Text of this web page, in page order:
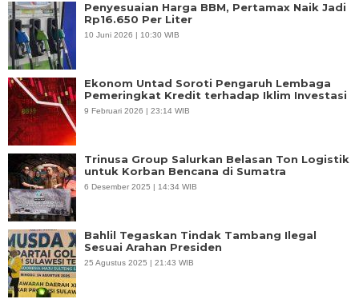
Penyesuaian Harga BBM, Pertamax Naik Jadi
Rp16.650 Per Liter
10 Juni 2026 | 10:30 WIB
Ekonom Untad Soroti Pengaruh Lembaga
Pemeringkat Kredit terhadap Iklim Investasi
9 Februari 2026 | 23:14 WIB
Trinusa Group Salurkan Belasan Ton Logistik
untuk Korban Bencana di Sumatra
6 Desember 2025 | 14:34 WIB
Bahlil Tegaskan Tindak Tambang Ilegal
Sesuai Arahan Presiden
25 Agustus 2025 | 21:43 WIB